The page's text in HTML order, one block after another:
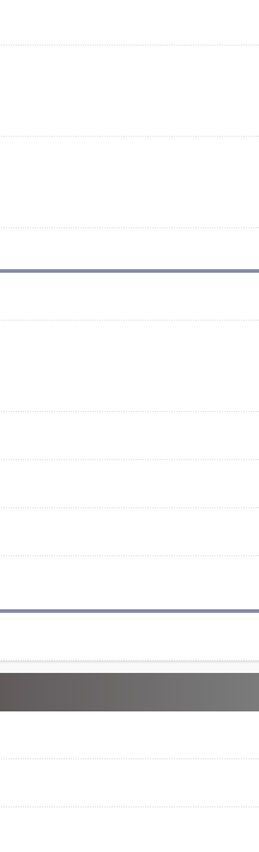
のガチャ以降ハズレ枠になる
略
！
。
お願いします。
ます
略
！
ました。